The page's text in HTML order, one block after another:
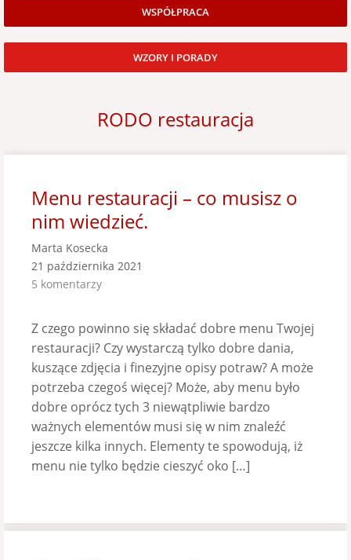
WSPÓŁPRACA
WZORY I PORADY
RODO restauracja
Menu restauracji – co musisz o
nim wiedzieć.
Marta Kosecka
21 października 2021
5 komentarzy
Z czego powinno się składać dobre menu Twojej
restauracji? Czy wystarczą tylko dobre dania,
kuszące zdjęcia i finezyjne opisy potraw? A może
potrzeba czegoś więcej? Może, aby menu było
dobre oprócz tych 3 niewątpliwie bardzo
ważnych elementów musi się w nim znaleźć
jeszcze kilka innych. Elementy te spowodują, iż
menu nie tylko będzie cieszyć oko […]